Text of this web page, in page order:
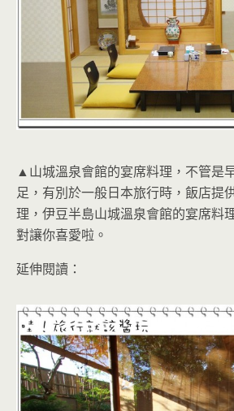
▲山城溫泉會館的宴席料理，不管是
足，有別於一般日本旅行時，飯店提
理，伊豆半島山城溫泉會館的宴席料
對讓你喜愛啦。
延伸閱讀：